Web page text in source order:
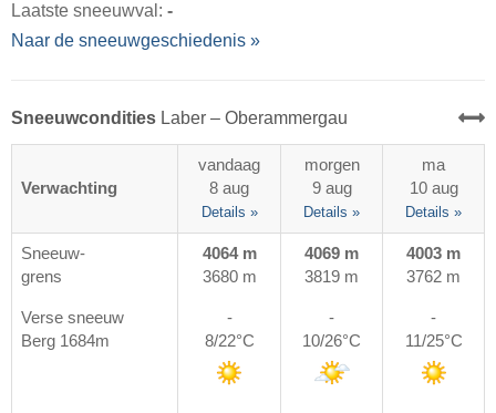
Laatste sneeuwval: -
Naar de sneeuwgeschiedenis »
Sneeuwcondities Laber – Oberammergau
Verwachting
vandaag
8 aug
Details »
morgen
9 aug
Details »
ma
10 aug
Details »
Sneeuw-
grens
4064 m
3680 m
4069 m
3819 m
4003 m
3762 m
Verse sneeuw
Berg 1684m
-
8/22°C
-
10/26°C
-
11/25°C